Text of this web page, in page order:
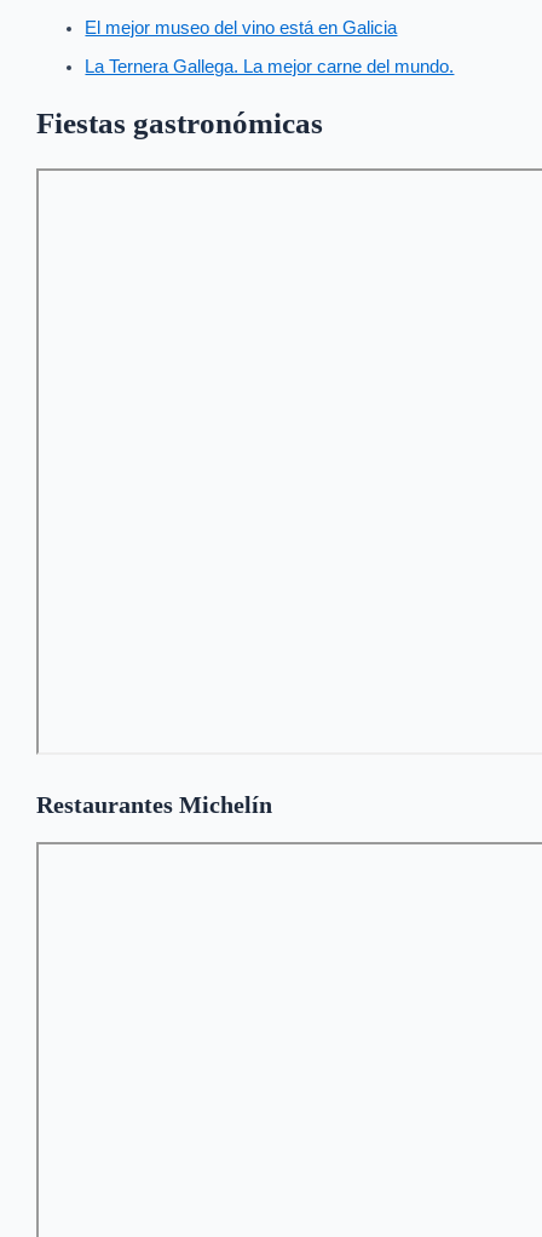
El mejor museo del vino está en Galicia
La Ternera Gallega. La mejor carne del mundo.
Fiestas gastronómicas
Restaurantes Michelín